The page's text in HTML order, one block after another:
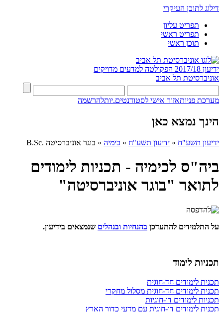
דילוג לתוכן העיקרי
תפריט עליון
תפריט ראשי
תוכן ראשי
ידיעון 2017/18
הפקולטה למדעים מדויקים
אוניברסיטת תל אביב
מערכת פניותאזור אישי לסטודנטים.יותלהרשמה
הינך נמצא כאן
ידיעון תשע"ח » ידיעון תשע"ח » כימיה » בוגר אוניברסיטה .B.Sc
ביה"ס לכימיה - תכניות לימודים
לתואר "בוגר אוניברסיטה"
על התלמידים להתעדכן בהנחיות ובנהלים שנמצאים בידיעון.
תכניות לימוד
תכנית לימודים חד-חוגית
תכנית לימודים חד-חוגית מסלול מחקרי
תכניות לימודים דו-חוגיות
תכנית לימודים דו-חוגית עם מדעי כדור הארץ